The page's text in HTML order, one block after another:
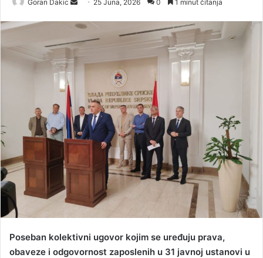
Goran Dakic
n
d
a
a
l
25 Juna, 2026 0 1 minut čitanja
Poseban kolektivni ugovor kojim se uređuju prava,
obaveze i odgovornost zaposlenih u 31 javnoj ustanovi u